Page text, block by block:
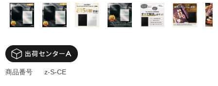
商品番号 z-S-CE